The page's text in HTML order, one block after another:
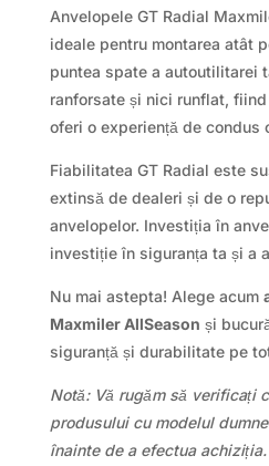
Anvelopele GT Radial
ideale pentru montarea atât
puntea spate a autoutilitarei
ranforsate și nici runflat,
oferi o experiență de condus
Fiabilitatea GT Radial este
extinsă de dealeri și de o
anvelopelor. Investiția în
investiție în siguranța ta și a
Nu mai astepta! Alege acum
Maxmiler AllSeason și
siguranță și durabilitate pe
Notă: Vă rugăm să verificați
produsului cu modelul
înainte de a efectua